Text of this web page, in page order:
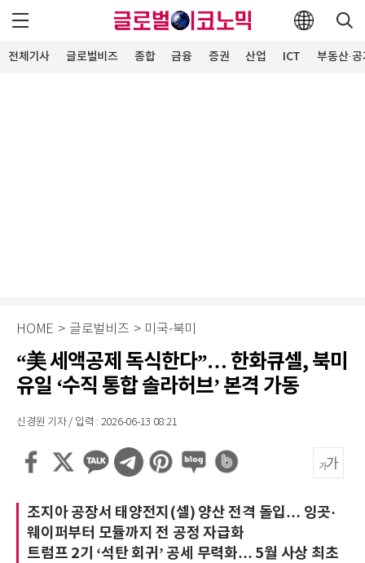
전체기사 글로벌비즈 종합 금융 증권 산업 ICT 부동산·
HOME > 글로벌비즈 > 미국·북미
“美 세액공제 독식한다”… 한화큐셀, 북미
유일 ‘수직 통합 솔라허브’ 본격 가동
신경원 기자 / 입력 : 2026-06-13 08:21
조지아 공장서 태양전지(셀) 양산 전격 돌입… 잉곳·
웨이퍼부터 모듈까지 전 공정 자급화
트럼프 2기 ‘석탄 회귀’ 공세 무력화… 5월 사상 최초